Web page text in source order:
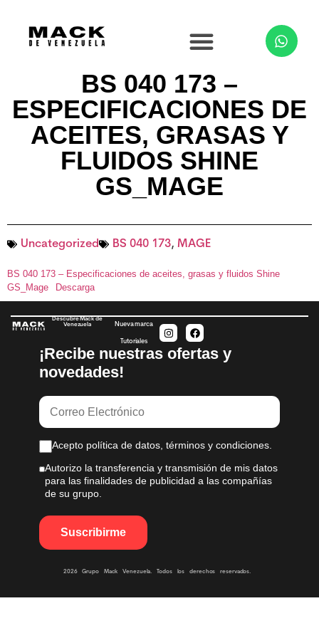
BS 040 173 –
ESPECIFICACIONES DE
ACEITES, GRASAS Y
FLUIDOS SHINE
GS_MAGE
Uncategorized BS 040 173, MAGE
BS 040 173 – Especificaciones de aceites, grasas y fluidos Shine
GS_Mage
Descarga
Descubre Mack de
Venezuela
Nueva marca
Tutoriales
¡Recibe nuestras ofertas y
novedades!
Acepto política de datos, términos y condiciones.
Autorizo la transferencia y transmisión de mis datos
para las finalidades de publicidad a las compañías
de su grupo.
2026 Grupo Mack Venezuela. Todos los derechos reservados.